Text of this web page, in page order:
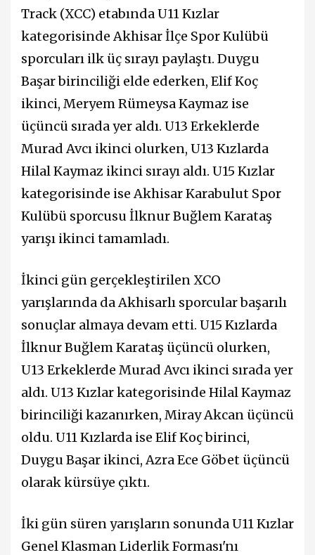
Track (XCC) etabında U11 Kızlar
kategorisinde Akhisar İlçe Spor Kulübü
sporcuları ilk üç sırayı paylaştı. Duygu
Başar birinciliği elde ederken, Elif Koç
ikinci, Meryem Rümeysa Kaymaz ise
üçüncü sırada yer aldı. U13 Erkeklerde
Murad Avcı ikinci olurken, U13 Kızlarda
Hilal Kaymaz ikinci sırayı aldı. U15 Kızlar
kategorisinde ise Akhisar Karabulut Spor
Kulübü sporcusu İlknur Buğlem Karataş
yarışı ikinci tamamladı.
İkinci gün gerçekleştirilen XCO
yarışlarında da Akhisarlı sporcular başarılı
sonuçlar almaya devam etti. U15 Kızlarda
İlknur Buğlem Karataş üçüncü olurken,
U13 Erkeklerde Murad Avcı ikinci sırada yer
aldı. U13 Kızlar kategorisinde Hilal Kaymaz
birinciliği kazanırken, Miray Akcan üçüncü
oldu. U11 Kızlarda ise Elif Koç birinci,
Duygu Başar ikinci, Azra Ece Göbet üçüncü
olarak kürsüye çıktı.
İki gün süren yarışların sonunda U11 Kızlar
Genel Klasman Liderlik Forması'nı